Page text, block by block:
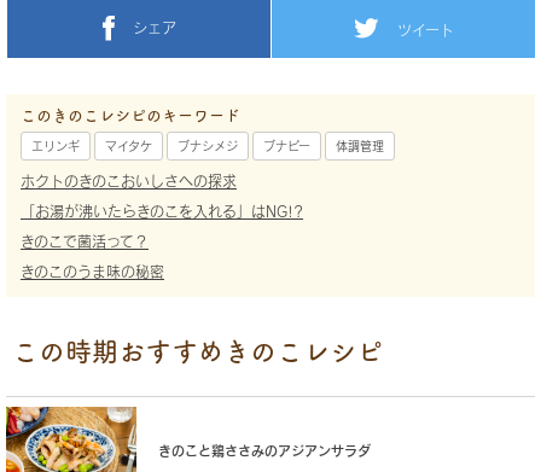
シェア ツイート
このきのこレシピのキーワード
エリンギ マイタケ ブナシメジ ブナピー 体調管理
ホクトのきのこおいしさへの探求
「お湯が沸いたらきのこを入れる」はNG!?
きのこで菌活って？
きのこのうま味の秘密
この時期おすすめきのこレシピ
きのこと鶏ささみのアジアンサラダ